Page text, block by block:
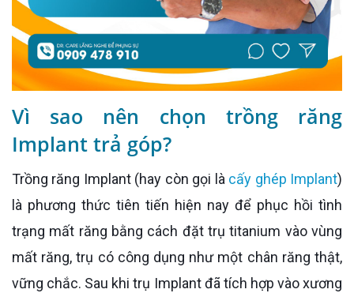
Vì sao nên chọn trồng răng
Implant trả góp?
Trồng răng Implant (hay còn gọi là cấy ghép Implant)
là phương thức tiên tiến hiện nay để phục hồi tình
trạng mất răng bằng cách đặt trụ titanium vào vùng
mất răng, trụ có công dụng như một chân răng thật,
vững chắc. Sau khi trụ Implant đã tích hợp vào xương